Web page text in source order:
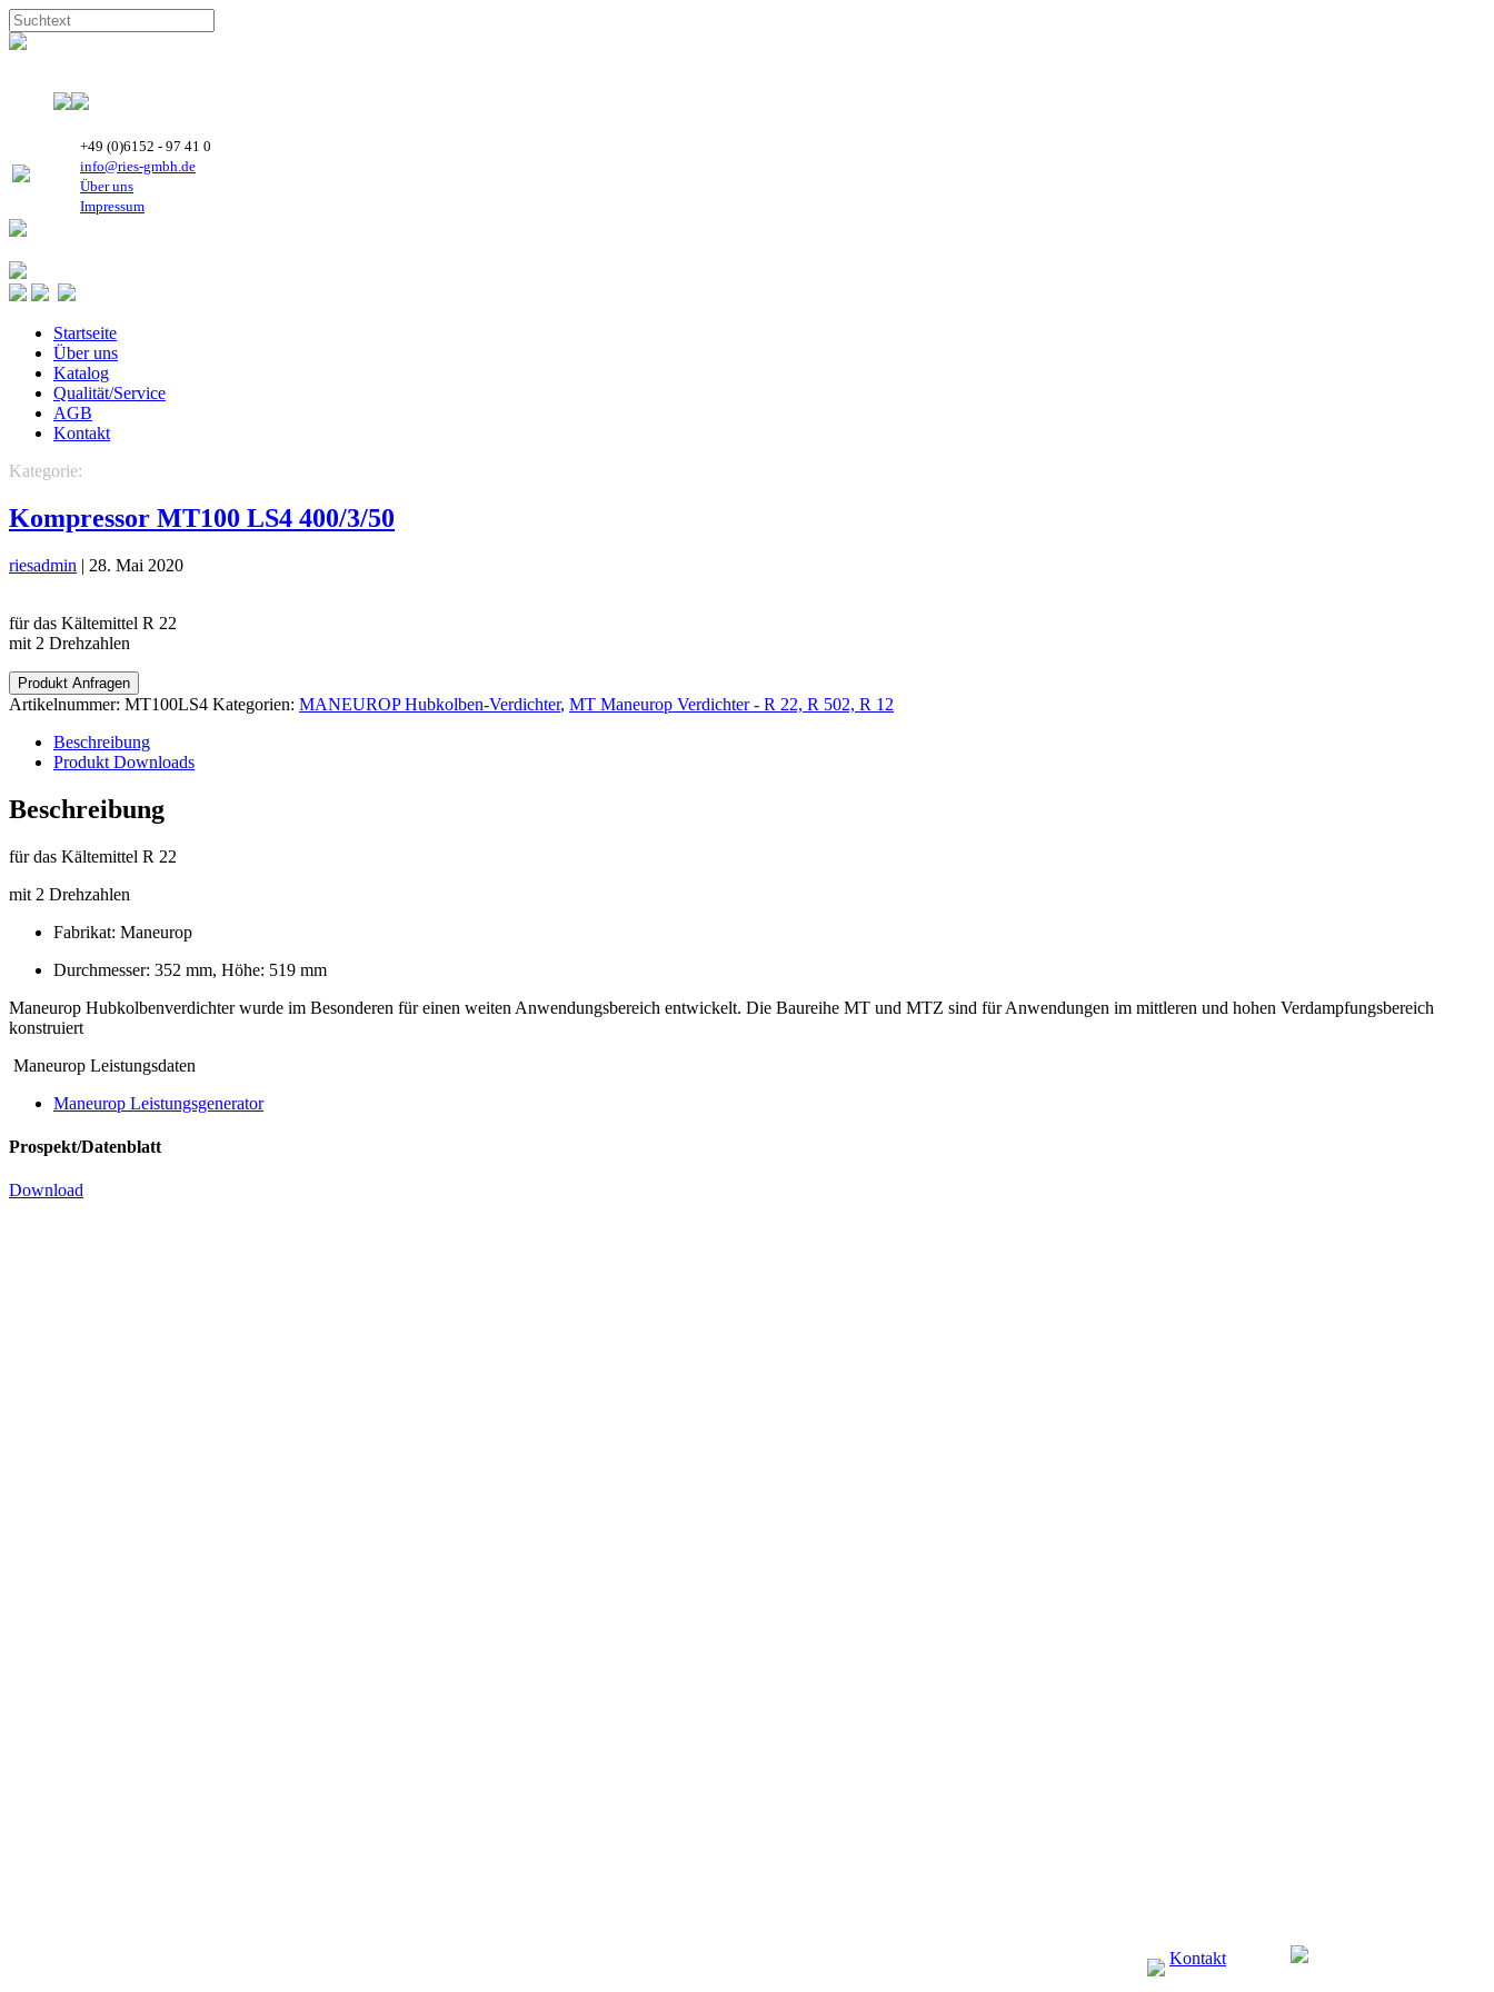
+49 (0)6152 - 97 41 0
info@ries-gmbh.de
Über uns
Impressum
Startseite
Über uns
Katalog
Qualität/Service
AGB
Kontakt
Kategorie:
Kompressor MT100 LS4 400/3/50
riesadmin | 28. Mai 2020
für das Kältemittel R 22
mit 2 Drehzahlen
Produkt Anfragen
Artikelnummer: MT100LS4 Kategorien: MANEUROP Hubkolben-Verdichter, MT Maneurop Verdichter - R 22, R 502, R 12
Beschreibung
Produkt Downloads
Beschreibung
für das Kältemittel R 22
mit 2 Drehzahlen
Fabrikat: Maneurop
Durchmesser: 352 mm, Höhe: 519 mm
Maneurop Hubkolbenverdichter wurde im Besonderen für einen weiten Anwendungsbereich entwickelt. Die Baureihe MT und MTZ sind für Anwendungen im mittleren und hohen Verdampfungsbereich
konstruiert
Maneurop Leistungsdaten
Maneurop Leistungsgenerator
Prospekt/Datenblatt
Download
Kontakt